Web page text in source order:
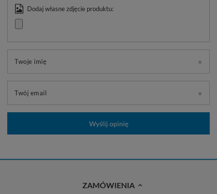
Dodaj własne zdjęcie produktu:
Twoje imię
Twój email
Wyślij opinię
ZAMÓWIENIA